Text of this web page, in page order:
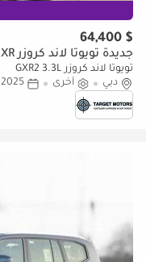
$ 64,400
جديدة تويوتا لاند كروزر GXR
تويوتا لاند كروزر GXR2 3.3L
دبي
أخرى 2025